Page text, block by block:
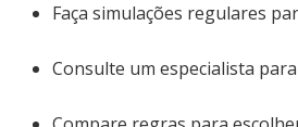
Faça simulações regulares
Consulte um especialista